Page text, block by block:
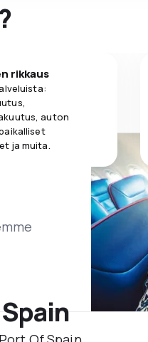
rikkaus
auton
ja muita.